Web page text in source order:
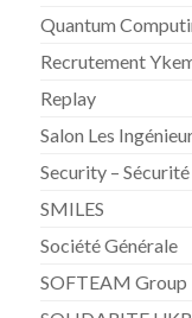
Quantum
Recrutement
Replay
Salon Les
Security – Sécurité
SMILES
Société Générale
SOFTEAM Group